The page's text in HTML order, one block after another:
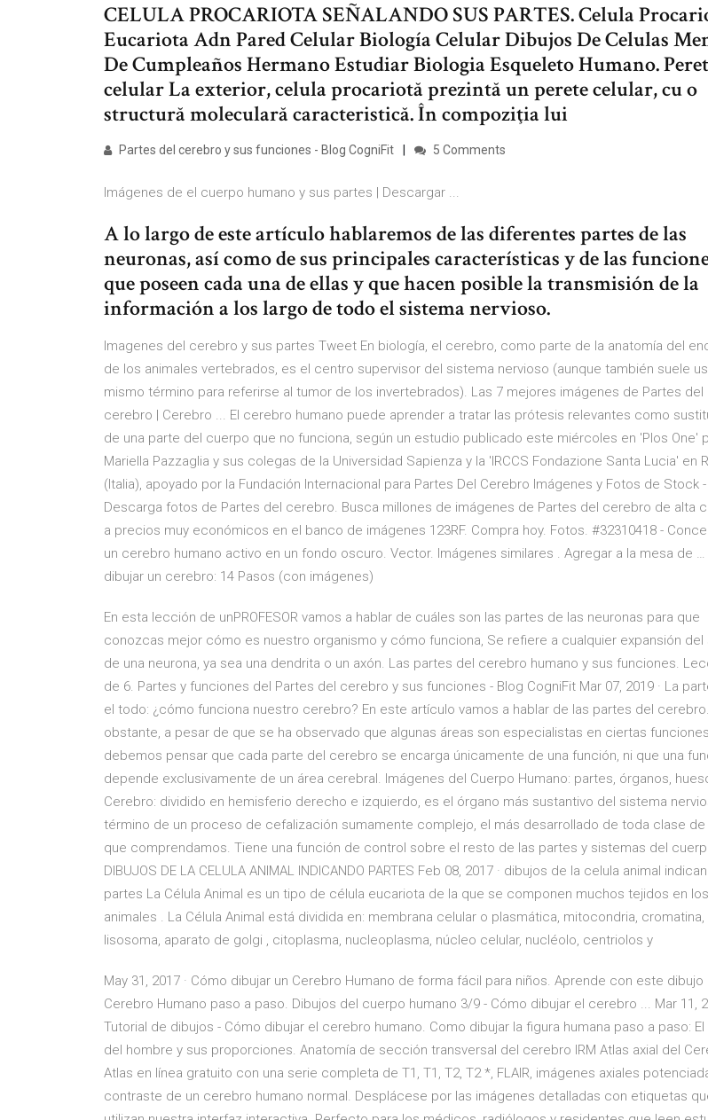
CELULA PROCARIOTA SEÑALANDO SUS PARTES. Celula
Eucariota Adn Pared Celular Biología Celular Dibujos De Celulas
De Cumpleaños Hermano Estudiar Biologia Esqueleto Humano.
celular La exterior, celula procariotă prezintă un perete celular, cu o
structură moleculară caracteristică. În compoziţia lui
Partes del cerebro y sus funciones - Blog CogniFit 5 Comments
Imágenes de el cuerpo humano y sus partes | Descargar ...
A lo largo de este artículo hablaremos de las diferentes partes de las
neuronas, así como de sus principales características y de las
que poseen cada una de ellas y que hacen posible la transmisión de la
información a los largo de todo el sistema nervioso.
Imagenes del cerebro y sus partes Tweet En biología, el cerebro, como parte de la anatomía del
de los animales vertebrados, es el centro supervisor del sistema nervioso (aunque también suele
mismo término para referirse al tumor de los invertebrados). Las 7 mejores imágenes de Partes del
cerebro | Cerebro ... El cerebro humano puede aprender a tratar las prótesis relevantes como
de una parte del cuerpo que no funciona, según un estudio publicado este miércoles en 'Plos One'
Mariella Pazzaglia y sus colegas de la Universidad Sapienza y la 'IRCCS Fondazione Santa Lucia' en
(Italia), apoyado por la Fundación Internacional para Partes Del Cerebro Imágenes y Fotos de Stock -
Descarga fotos de Partes del cerebro. Busca millones de imágenes de Partes del cerebro de alta
a precios muy económicos en el banco de imágenes 123RF. Compra hoy. Fotos. #32310418 -
un cerebro humano activo en un fondo oscuro. Vector. Imágenes similares . Agregar a la mesa de …
dibujar un cerebro: 14 Pasos (con imágenes)
En esta lección de unPROFESOR vamos a hablar de cuáles son las partes de las neuronas para que
conozcas mejor cómo es nuestro organismo y cómo funciona, Se refiere a cualquier expansión del
de una neurona, ya sea una dendrita o un axón. Las partes del cerebro humano y sus funciones.
de 6. Partes y funciones del Partes del cerebro y sus funciones - Blog CogniFit Mar 07, 2019 · La
el todo: ¿cómo funciona nuestro cerebro? En este artículo vamos a hablar de las partes del
obstante, a pesar de que se ha observado que algunas áreas son especialistas en ciertas
debemos pensar que cada parte del cerebro se encarga únicamente de una función, ni que una
depende exclusivamente de un área cerebral. Imágenes del Cuerpo Humano: partes, órganos,
Cerebro: dividido en hemisferio derecho e izquierdo, es el órgano más sustantivo del sistema
término de un proceso de cefalización sumamente complejo, el más desarrollado de toda clase de
que comprendamos. Tiene una función de control sobre el resto de las partes y sistemas del
DIBUJOS DE LA CELULA ANIMAL INDICANDO PARTES Feb 08, 2017 · dibujos de la celula animal
partes La Célula Animal es un tipo de célula eucariota de la que se componen muchos tejidos en los
animales . La Célula Animal está dividida en: membrana celular o plasmática, mitocondria, cromatina,
lisosoma, aparato de golgi , citoplasma, nucleoplasma, núcleo celular, nucléolo, centriolos y
May 31, 2017 · Cómo dibujar un Cerebro Humano de forma fácil para niños. Aprende con este dibujo
Cerebro Humano paso a paso. Dibujos del cuerpo humano 3/9 - Cómo dibujar el cerebro ... Mar 11,
Tutorial de dibujos - Cómo dibujar el cerebro humano. Como dibujar la figura humana paso a paso:
del hombre y sus proporciones. Anatomía de sección transversal del cerebro IRM Atlas axial del
Atlas en línea gratuito con una serie completa de T1, T1, T2, T2 *, FLAIR, imágenes axiales
contraste de un cerebro humano normal. Desplácese por las imágenes detalladas con etiquetas